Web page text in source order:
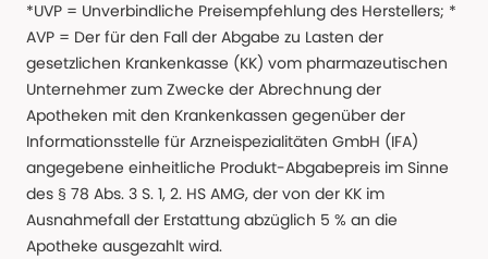
*UVP = Unverbindliche Preisempfehlung des Herstellers; *
AVP = Der für den Fall der Abgabe zu Lasten der
gesetzlichen Krankenkasse (KK) vom pharmazeutischen
Unternehmer zum Zwecke der Abrechnung der
Apotheken mit den Krankenkassen gegenüber der
Informationsstelle für Arzneispezialitäten GmbH (IFA)
angegebene einheitliche Produkt-Abgabepreis im Sinne
des § 78 Abs. 3 S. 1, 2. HS AMG, der von der KK im
Ausnahmefall der Erstattung abzüglich 5 % an die
Apotheke ausgezahlt wird.